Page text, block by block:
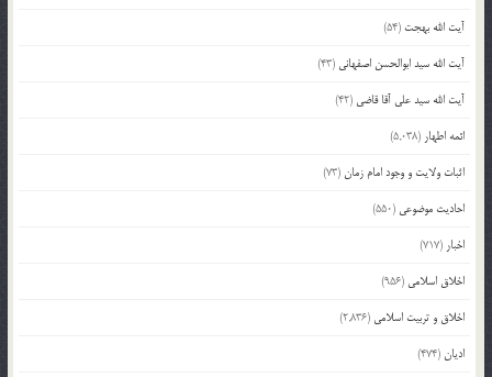
آیت الله بهجت (54)
آیت الله سید ابوالحسن اصفهانی (43)
آیت الله سید علی آقا قاضی (42)
ائمه اطهار (5,038)
اثبات ولایت و وجود امام زمان(73)
احادیث موضوعی (550)
اخبار (717)
اخلاق اسلامی (956)
اخلاق و تربیت اسلامی (2,836)
ادیان(474)